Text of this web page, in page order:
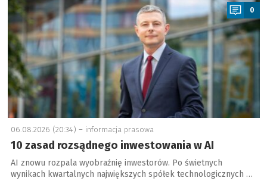
0
06.08.2026 (20:34) – informacja prasowa
10 zasad rozsądnego inwestowania w AI
AI znowu rozpala wyobraźnię inwestorów. Po świetnych
wynikach kwartalnych największych spółek technologicznych …